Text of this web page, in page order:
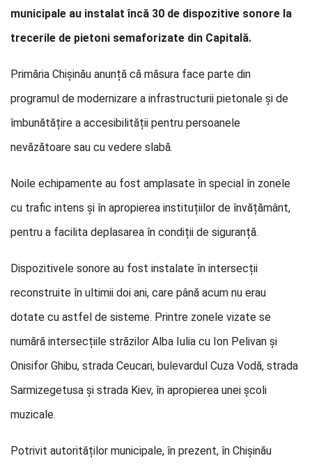
municipale au instalat încă 30 de dispozitive sonore la
trecerile de pietoni semaforizate din Capitală.
Primăria Chișinău anunță că măsura face parte din
programul de modernizare a infrastructurii pietonale și de
îmbunătățire a accesibilității pentru persoanele
nevăzătoare sau cu vedere slabă.
Noile echipamente au fost amplasate în special în zonele
cu trafic intens și în apropierea instituțiilor de învățământ,
pentru a facilita deplasarea în condiții de siguranță.
Dispozitivele sonore au fost instalate în intersecții
reconstruite în ultimii doi ani, care până acum nu erau
dotate cu astfel de sisteme. Printre zonele vizate se
numără intersecțiile străzilor Alba Iulia cu Ion Pelivan și
Onisifor Ghibu, strada Ceucari, bulevardul Cuza Vodă, strada
Sarmizegetusa și strada Kiev, în apropierea unei școli
muzicale.
Potrivit autorităților municipale, în prezent, în Chișinău